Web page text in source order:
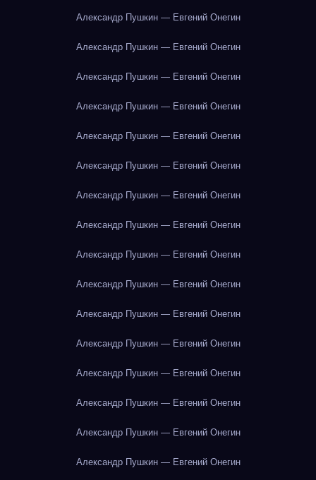
Александр Пушкин — Евгений Онегин
Александр Пушкин — Евгений Онегин
Александр Пушкин — Евгений Онегин
Александр Пушкин — Евгений Онегин
Александр Пушкин — Евгений Онегин
Александр Пушкин — Евгений Онегин
Александр Пушкин — Евгений Онегин
Александр Пушкин — Евгений Онегин
Александр Пушкин — Евгений Онегин
Александр Пушкин — Евгений Онегин
Александр Пушкин — Евгений Онегин
Александр Пушкин — Евгений Онегин
Александр Пушкин — Евгений Онегин
Александр Пушкин — Евгений Онегин
Александр Пушкин — Евгений Онегин
Александр Пушкин — Евгений Онегин